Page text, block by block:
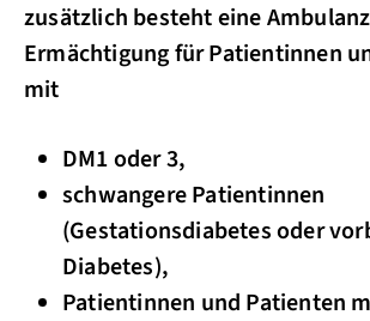
zusätzlich besteht eine
Ermächtigung für Patientinnen
mit
DM1 oder 3,
schwangere Patientinnen
(Gestationsdiabetes oder
Diabetes),
Patientinnen und Patienten